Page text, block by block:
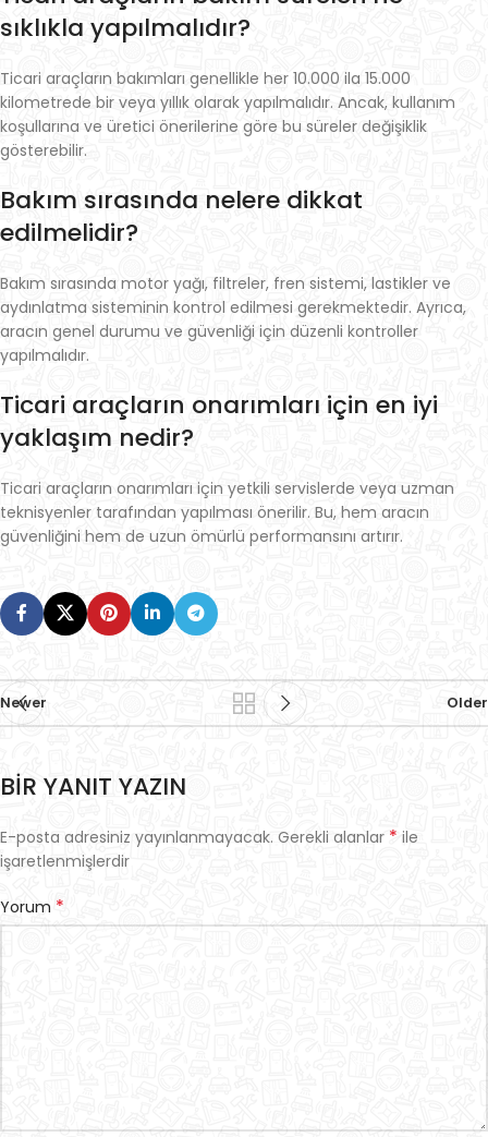
sıklıkla yapılmalıdır?
Ticari araçların bakımları genellikle her 10.000 ila 15.000
kilometrede bir veya yıllık olarak yapılmalıdır. Ancak, kullanım
koşullarına ve üretici önerilerine göre bu süreler değişiklik
gösterebilir.
Bakım sırasında nelere dikkat
edilmelidir?
Bakım sırasında motor yağı, filtreler, fren sistemi, lastikler ve
aydınlatma sisteminin kontrol edilmesi gerekmektedir. Ayrıca,
aracın genel durumu ve güvenliği için düzenli kontroller
yapılmalıdır.
Ticari araçların onarımları için en iyi
yaklaşım nedir?
Ticari araçların onarımları için yetkili servislerde veya uzman
teknisyenler tarafından yapılması önerilir. Bu, hem aracın
güvenliğini hem de uzun ömürlü performansını artırır.
Newer Older
BIR YANIT YAZIN
E-posta adresiniz yayınlanmayacak. Gerekli alanlar * ile
işaretlenmişlerdir
Yorum *